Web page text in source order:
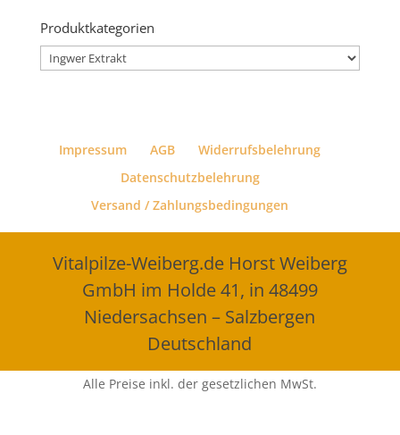
Produktkategorien
Impressum AGB
Widerrufsbelehrung
Datenschutzbelehrung
Versand / Zahlungsbedingungen
Vitalpilze-Weiberg.de Horst Weiberg
GmbH im Holde 41, in 48499
Niedersachsen – Salzbergen
Deutschland
Alle Preise inkl. der gesetzlichen MwSt.